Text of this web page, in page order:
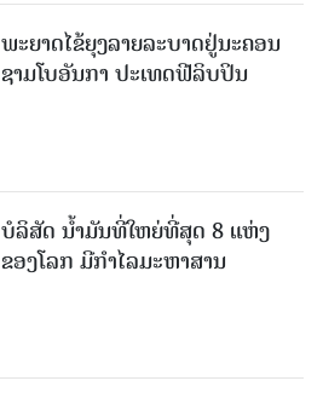
ພະຍາດໄຂ້ຍຸງລາຍລະບາດຢູ່ນະຄອນ
ຊາມໂບ​ອັນກາ ປະເທດຟີລິບປິນ
ບໍລິສັດ ນ້ຳມັນທີ່ໃຫຍ່ທີ່ສຸດ 8 ແຫ່ງ
ຂອງໂລກ ມີກຳໄລມະຫາສານ